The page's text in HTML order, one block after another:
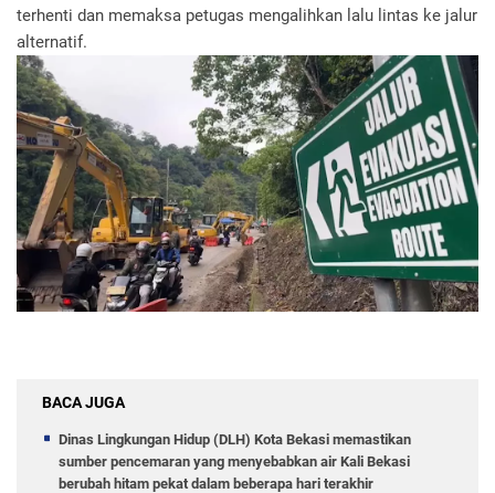
terhenti dan memaksa petugas mengalihkan lalu lintas ke jalur
alternatif.
BACA JUGA
Dinas Lingkungan Hidup (DLH) Kota Bekasi memastikan
sumber pencemaran yang menyebabkan air Kali Bekasi
berubah hitam pekat dalam beberapa hari terakhir